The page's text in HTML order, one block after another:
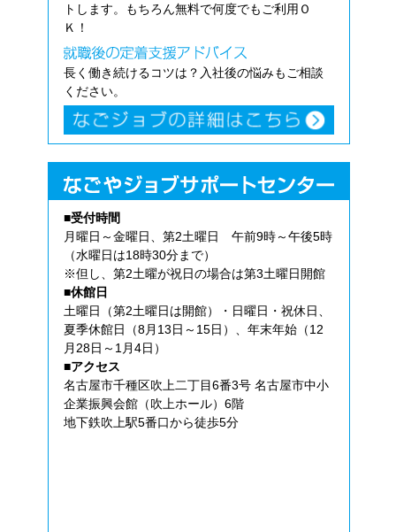
トします。もちろん無料で何度でもご利用Ｏ
Ｋ！
長く働き続けるコツは？入社後の悩みもご相談
ください。
■受付時間
月曜日～金曜日、第2土曜日 午前9時～午後5時
（水曜日は18時30分まで）
※但し、第2土曜が祝日の場合は第3土曜日開館
■休館日
土曜日（第2土曜日は開館）・日曜日・祝休日、
夏季休館日（8月13日～15日）、年末年始（12
月28日～1月4日）
■アクセス
名古屋市千種区吹上二丁目6番3号 名古屋市中小
企業振興会館（吹上ホール）6階
地下鉄吹上駅5番口から徒歩5分